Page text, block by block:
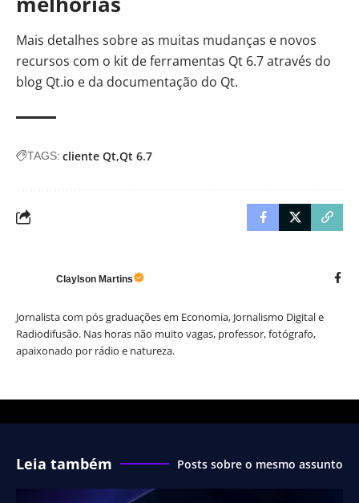
Mais detalhes sobre as muitas mudanças e novos
recursos com o kit de ferramentas Qt 6.7 através do
blog Qt.io e da documentação do Qt.
TAGS: cliente Qt Qt 6.7
Claylson Martins
Jornalista com pós graduações em Economia, Jornalismo Digital e
Radiodifusão. Nas horas não muito vagas, professor, fotógrafo,
apaixonado por rádio e natureza.
Leia também Posts sobre o mesmo assunto